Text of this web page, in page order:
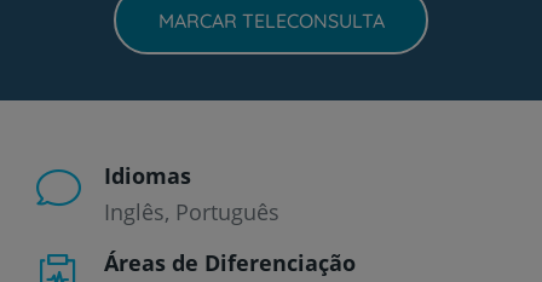
MARCAR TELECONSULTA
Idiomas
Inglês Português
Áreas de Diferenciação